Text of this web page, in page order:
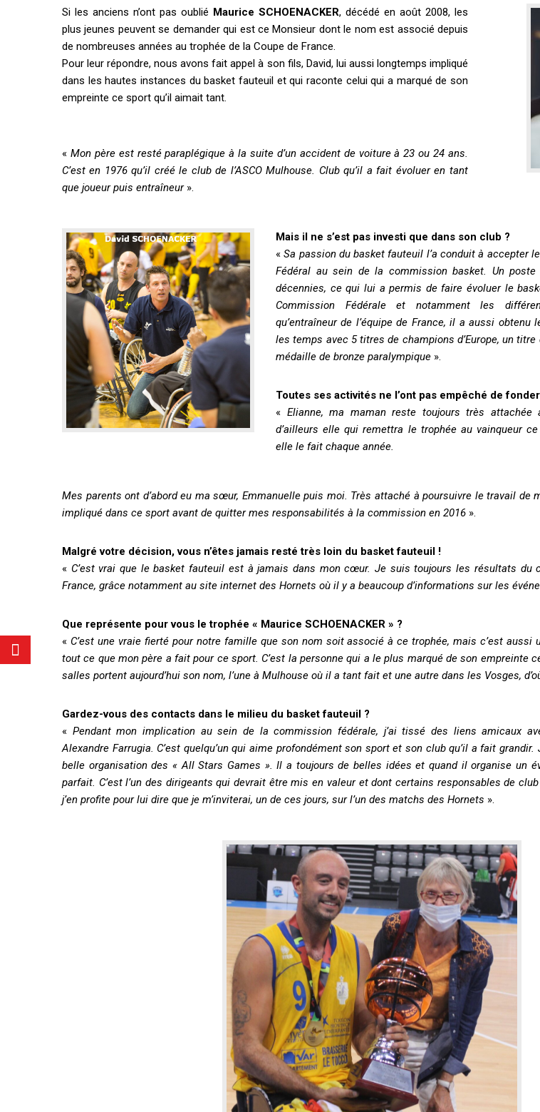
Si les anciens n’ont pas oublié Maurice SCHOENACKER, décédé en août 2008, les
plus jeunes peuvent se demander qui est ce Monsieur dont le nom est associé depuis
de nombreuses années au trophée de la Coupe de France.
Pour leur répondre, nous avons fait appel à son fils, David, lui aussi longtemps impliqué
dans les hautes instances du basket fauteuil et qui raconte celui qui a marqué de son
empreinte ce sport qu’il aimait tant.
« Mon père est resté paraplégique à la suite d’un accident de voiture à 23 ou 24 ans.
C’est en 1976 qu’il créé le club de l’ASCO Mulhouse. Club qu’il a fait évoluer en tant
que joueur puis entraîneur».
Mais il ne s’est pas investi que dans son club ?
«Sa passion du basket fauteuil l’a conduit à accepter
Fédéral au sein de la commission basket. Un poste
décennies, ce qui lui a permis de faire évoluer le
Commission Fédérale et notamment les
qu’entraîneur de l’équipe de France, il a aussi
les temps avec 5 titres de champions d’Europe, un
médaille de bronze paralympique».
Toutes ses activités ne l’ont pas empêché de
« Elianne, ma maman reste toujours très attachée
d’ailleurs elle qui remettra le trophée au vainqueur
elle le fait chaque année.
Mes parents ont d’abord eu ma sœur, Emmanuelle puis moi. Très attaché à poursuivre le travail de
impliqué dans ce sport avant de quitter mes responsabilités à la commission en 2016 ».
Malgré votre décision, vous n’êtes jamais resté très loin du basket fauteuil !
« C’est vrai que le basket fauteuil est à jamais dans mon cœur. Je suis toujours les résultats du
France, grâce notamment au site internet des Hornets où il y a beaucoup d’informations sur les
Que représente pour vous le trophée « Maurice SCHOENACKER » ?
« C’est une vraie fierté pour notre famille que son nom soit associé à ce trophée, mais c’est aussi
tout ce que mon père a fait pour ce sport. C’est la personne qui a le plus marqué de son empreinte
salles portent aujourd’hui son nom, l’une à Mulhouse où il a tant fait et une autre dans les Vosges,
Gardez-vous des contacts dans le milieu du basket fauteuil ?
« Pendant mon implication au sein de la commission fédérale, j’ai tissé des liens amicaux
Alexandre Farrugia. C’est quelqu’un qui aime profondément son sport et son club qu’il a fait
belle organisation des « All Stars Games ». Il a toujours de belles idées et quand il organise un
parfait. C’est l’un des dirigeants qui devrait être mis en valeur et dont certains responsables de club
j’en profite pour lui dire que je m’inviterai, un de ces jours, sur l’un des matchs des Hornets ».